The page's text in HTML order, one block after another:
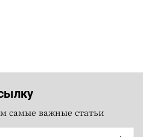
самые важные статьи